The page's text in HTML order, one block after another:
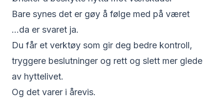
Bare synes det er gøy å følge med på været
...da er svaret ja.
Du får et verktøy som gir deg bedre kontroll,
tryggere beslutninger og rett og slett mer glede
av hyttelivet.
Og det varer i årevis.